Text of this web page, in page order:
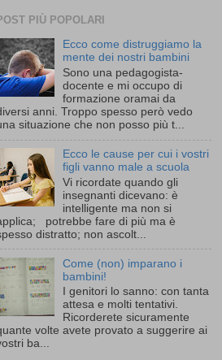
PIÙ POPOLARI
Ecco come distruggiamo la
mente dei nostri bambini
Sono una pedagogista-
docente e mi occupo di
formazione oramai da
anni. Troppo spesso però vedo
situazione che non posso più t...
Ecco le cause per cui i vostri
figli vanno male a scuola
Vi ricordate quando gli
insegnanti dicevano: è
intelligente ma non si
potrebbe fare di più ma è
distratto; non ascolt...
Come (non) imparano i
bambini!
I genitori lo sanno: con tanta
attesa e molti tentativi.
Ricorderete sicuramente
volte avete provato a suggerire ai
ba...